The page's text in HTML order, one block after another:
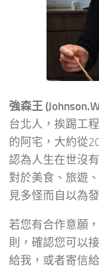
強森王
台北人，挨踢工
的阿宅，大約從
認為人生在世沒
對於美食、旅遊
見多怪而自以為
若您有合作意願
則，確認您可以
給我，或者寄信